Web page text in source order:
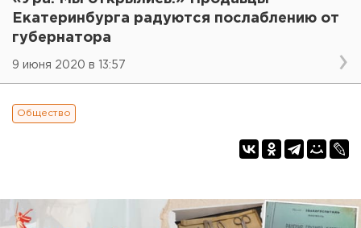
Екатеринбурга радуются послаблению от
губернатора
9 июня 2020 в 13:57
Общество